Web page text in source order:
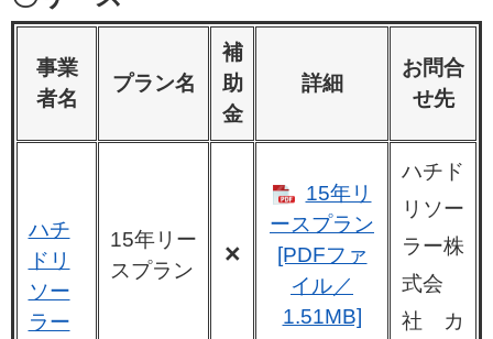
事業
者名
プラン名
補
助
金
詳細
お問合
せ先
ハチ
ドリ
ソー
ラー
15年リー
スプラン
×
15年リ
ースプラン
[PDFファ
イル／
1.51MB]
ハチド
リソー
ラー株
式会
社 カ